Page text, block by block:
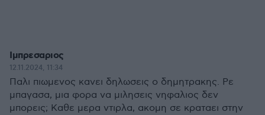
Ιμπρεσαριος
12.11.2024, 11:34
Παλι πιωμενος κανει δηλωσεις ο δημητρακης. Ρε
μπαγασα, μια φορα να μιλησεις νηφαλιος δεν
μπορεις; Καθε μερα ντιρλα, ακομη σε κραταει στην